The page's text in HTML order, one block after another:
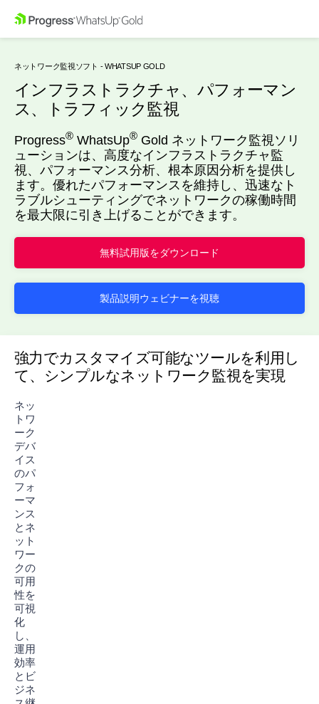
ネットワーク監視ソフト - WHATSUP GOLD
インフラストラクチャ、パフォーマン
ス、トラフィック監視
Progress® WhatsUp® Gold ネットワーク監視ソリ
ューションは、高度なインフラストラクチャ監
視、パフォーマンス分析、根本原因分析を提供し
ます。優れたパフォーマンスを維持し、迅速なト
ラブルシューティングでネットワークの稼働時間
を最大限に引き上げることができます。
無料試用版をダウンロード
製品説明ウェビナーを視聴
強力でカスタマイズ可能なツールを利用し
て、シンプルなネットワーク監視を実現
ネッ
トワ
ーク
デバ
イス
のパ
フォ
ーマ
ンス
とネ
ット
ワー
クの
可用
性を
可視
化
し、
運用
効率
とビ
ジネ